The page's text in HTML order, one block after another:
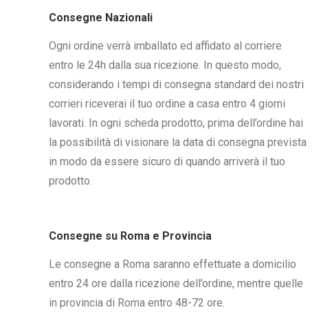
Consegne Nazionali
Ogni ordine verrà imballato ed affidato al corriere
entro le 24h dalla sua ricezione. In questo modo,
considerando i tempi di consegna standard dei nostri
corrieri riceverai il tuo ordine a casa entro 4 giorni
lavorati. In ogni scheda prodotto, prima dell’ordine hai
la possibilità di visionare la data di consegna prevista
in modo da essere sicuro di quando arriverà il tuo
prodotto.
Consegne su Roma e Provincia
Le consegne a Roma saranno effettuate a domicilio
entro 24 ore dalla ricezione dell’ordine, mentre quelle
in provincia di Roma entro 48-72 ore.